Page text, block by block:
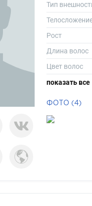
Тип
Рост
Длина волос
Цвет волос
Цвет глаз
показать все
ФОТО (4)